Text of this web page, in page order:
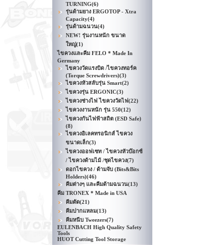
TURNING(6)
รุ่นด้ามยาง ERGOTOP - Xtra
Capacity(4)
รุ่นด้ามฉนวน(4)
NEW! รุ่นงานหนัก ขนาด
ใหญ่(1)
ไขควงและคีม FELO * Made In
Germany
ไขควงวัดแรงบิด /ไขควงทอร์ค
(Torque Screwdrivers)(3)
ไขควงหัวสลับรุ่น Smart(2)
ไขควงรุ่น ERGONIC(3)
ไขควงช่างไฟ ไขควงวัดไฟ(22)
ไขควงงานหนัก รุ่น 550(12)
ไขควงกันไฟฟ้าสถิต (ESD Safe)
(8)
ไขควงอิเลคทรอนิกส์ ไขควง
ขนาดเล็ก(3)
ไขควงออฟเซท / ไขควงหัวบ๊อกซ์
/ ไขควงด้ามไม้ /ชุดไขควง(7)
ดอกไขควง / ด้ามจับ (Bits&Bits
Holders)(46)
คีมต่างๆ และคีมด้ามฉนวน(13)
คีม TRONEX * Made in USA
คีมตัด(21)
คีมปากแหลม(13)
คีมหนีบ Tweezers(7)
EULENBACH High Quality Safety
Tools
HUOT Cutting Tool Storage